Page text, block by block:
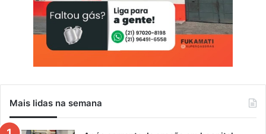
Mais lidas na semana